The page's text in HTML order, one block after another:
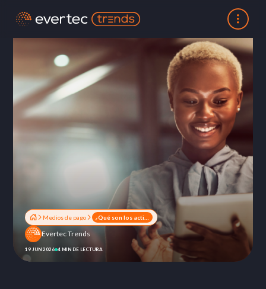
Medios de pago
Evertec Trends
19 JUN 2026 4 MIN DE LECTURA